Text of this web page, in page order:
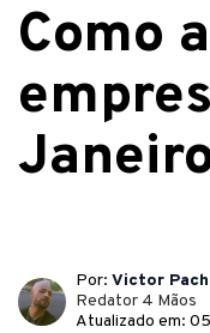
Como
Por: Victor
Redator 4 Mãos
Atualizado em: